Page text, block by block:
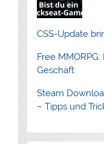
CSS-Update
Free
Geschäft
Steam
– Tipps und